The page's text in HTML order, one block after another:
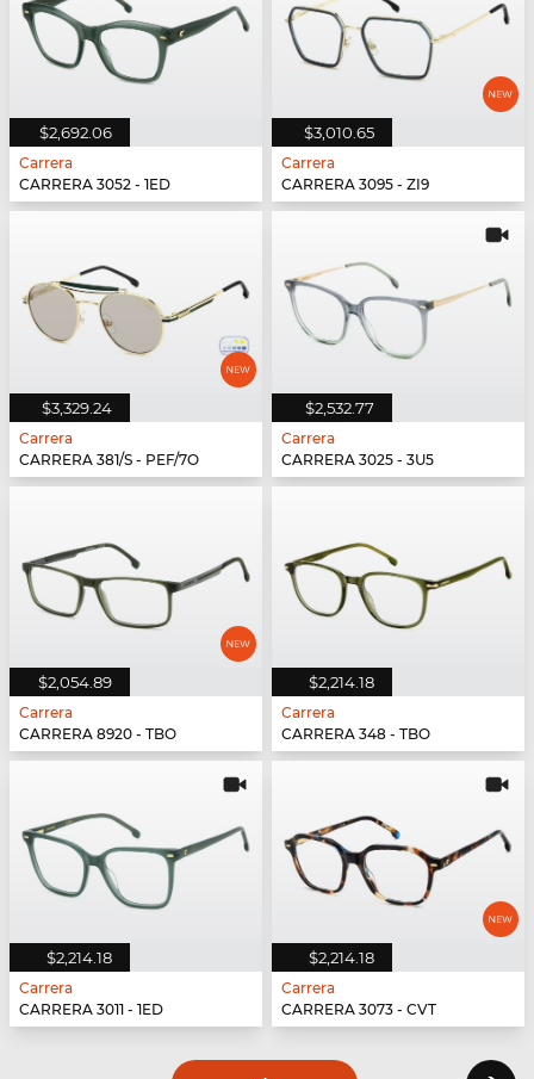
$2,692.06
Carrera
CARRERA 3052 - 1ED
$3,010.65
Carrera
CARRERA 3095 - ZI9
$3,329.24
Carrera
CARRERA 381/S - PEF/7O
$2,532.77
Carrera
CARRERA 3025 - 3U5
$2,054.89
Carrera
CARRERA 8920 - TBO
$2,214.18
Carrera
CARRERA 348 - TBO
$2,214.18
Carrera
CARRERA 3011 - 1ED
$2,214.18
Carrera
CARRERA 3073 - CVT